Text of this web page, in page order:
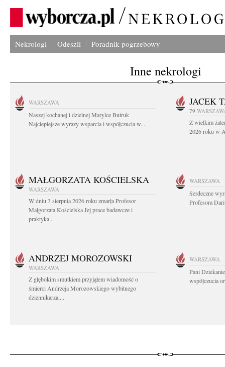
Nekrologi Odeszli Poradnik pogrzebowy
Inne nekrologi
WARSZAWA
Naszej kochanej i dzielnej Marylce Butruk
Najcieplejsze wyrazy wsparcia i współczucia w...
JACEK
79
Z wielkim
2026 roku w
MAŁGORZATA KOŚCIELSKA
WARSZAWA
W dniu 3 sierpnia 2026 roku zmarła Profesor
Małgorzata Kościelska Jej prace badawcze i
praktyka...
WARSZAWA
Serdeczne
Profesora
ANDRZEJ MOROZOWSKI
WARSZAWA
Z głębokim smutkiem przyjąłem wiadomość o
śmierci Andrzeja Morozowskiego wybitnego
dziennikarza,...
WARSZAWA
Pani
współczucia